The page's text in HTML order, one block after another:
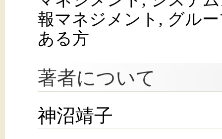
報マネジメント, グル
ある方
著者について
神沼靖子